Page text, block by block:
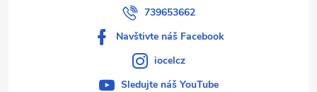
739653662
Navštivte náš Facebook
iocelcz
Sledujte náš YouTube